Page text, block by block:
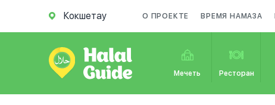
Кокшетау О ПРОЕКТЕ ВРЕМЯ НАМАЗА
Мечеть Ресторан